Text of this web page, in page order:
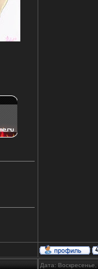
Дата: